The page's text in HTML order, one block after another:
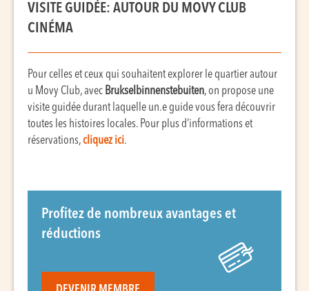
VISITE GUIDÉE: AUTOUR DU MOVY CLUB
CINÉMA
Pour celles et ceux qui souhaitent explorer le quartier autour
u Movy Club, avec Brukselbinnenstebuiten, on propose une
visite guidée durant laquelle un.e guide vous fera découvrir
toutes les histoires locales. Pour plus d’informations et
réservations,cliquez ici.
Profitez de nombreux avantages et
réductions